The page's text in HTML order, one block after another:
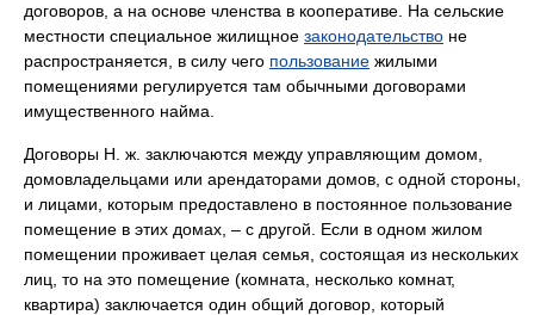
договоров, а на основе членства в кооперативе. На сельские
местности специальное жилищное законодательство не
распространяется, в силу чего пользование жилыми
помещениями регулируется там обычными договорами
имущественного найма.
Договоры Н. ж. заключаются между управляющим домом,
домовладельцами или арендаторами домов, с одной стороны,
и лицами, которым предоставлено в постоянное пользование
помещение в этих домах, – с другой. Если в одном жилом
помещении проживает целая семья, состоящая из нескольких
лиц, то на это помещение (комната, несколько комнат,
квартира) заключается один общий договор, который